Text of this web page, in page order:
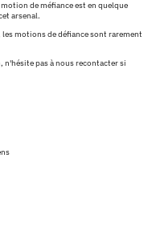
de méfiance est en quelque
arsenal.
motions de défiance sont rarement
n'hésite pas à nous recontacter si